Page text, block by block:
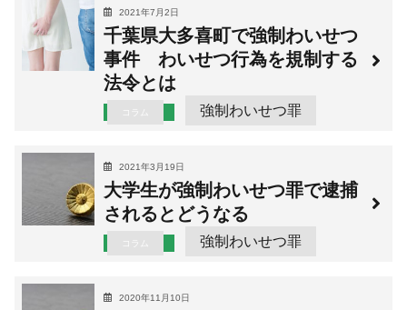
2021年7月2日
千葉県大多喜町で強制わいせつ
事件 わいせつ行為を規制する
法令とは
コラム 強制わいせつ罪
2021年3月19日
大学生が強制わいせつ罪で逮捕
されるとどうなる
コラム 強制わいせつ罪
2020年11月10日